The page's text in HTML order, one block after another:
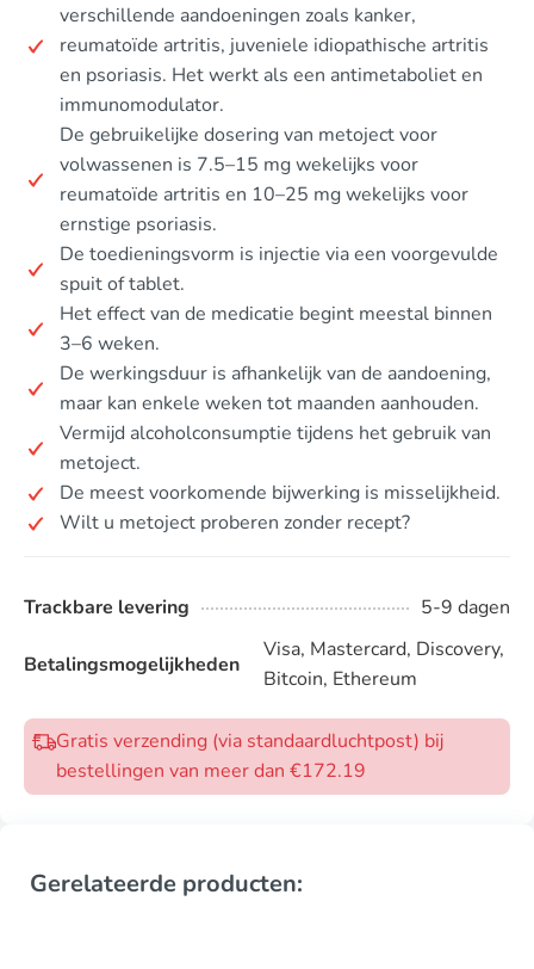
verschillende aandoeningen zoals kanker,
reumatoïde artritis, juveniele idiopathische artritis
en psoriasis. Het werkt als een antimetaboliet en
immunomodulator.
De gebruikelijke dosering van metoject voor
volwassenen is 7.5–15 mg wekelijks voor
reumatoïde artritis en 10–25 mg wekelijks voor
ernstige psoriasis.
De toedieningsvorm is injectie via een voorgevulde
spuit of tablet.
Het effect van de medicatie begint meestal binnen
3–6 weken.
De werkingsduur is afhankelijk van de aandoening,
maar kan enkele weken tot maanden aanhouden.
Vermijd alcoholconsumptie tijdens het gebruik van
metoject.
De meest voorkomende bijwerking is misselijkheid.
Wilt u metoject proberen zonder recept?
Trackbare levering 5-9 dagen
Betalingsmogelijkheden
Visa, Mastercard, Discovery,
Bitcoin, Ethereum
Gratis verzending (via standaardluchtpost) bij
bestellingen van meer dan €172.19
Gerelateerde producten: